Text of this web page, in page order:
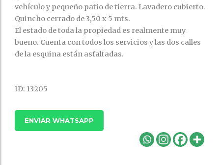
vehículo y pequeño patio de tierra. Lavadero cubierto.
Quincho cerrado de 3,50 x 5 mts.
El estado de toda la propiedad es realmente muy
bueno. Cuenta con todos los servicios y las dos calles
de la esquina están asfaltadas.
ID: 13205
ENVIAR WHATSAPP